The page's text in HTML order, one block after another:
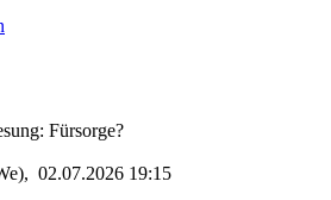
Fürsorge?
02.07.2026 19:15